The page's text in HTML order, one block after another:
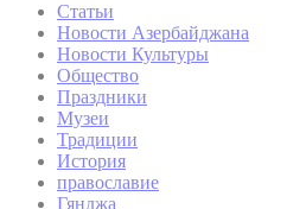
Статьи
Новости Азербайджана
Новости Культуры
Общество
Праздники
Музеи
Традиции
История
православие
Гянджа